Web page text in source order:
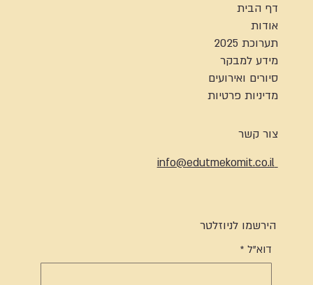
דף הבית
אודות
תערוכת 2025
מידע למבקר
סיורים ואירועים
מדיניות פרטיות
צור קשר
info@edutmekomit.co.il
הירשמו לניוזלטר
דוא"ל *